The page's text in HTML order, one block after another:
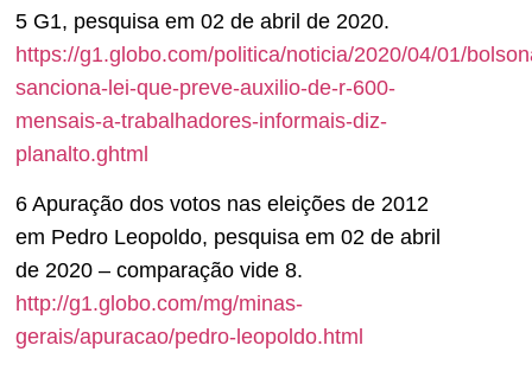
5 G1, pesquisa em 02 de abril de 2020.
https://g1.globo.com/politica/noticia/2020/04/01/
sanciona-lei-que-preve-auxilio-de-r-600-
mensais-a-trabalhadores-informais-diz-
planalto.ghtml
6 Apuração dos votos nas eleições de 2012
em Pedro Leopoldo, pesquisa em 02 de abril
de 2020 – comparação vide 8.
http://g1.globo.com/mg/minas-
gerais/apuracao/pedro-leopoldo.html